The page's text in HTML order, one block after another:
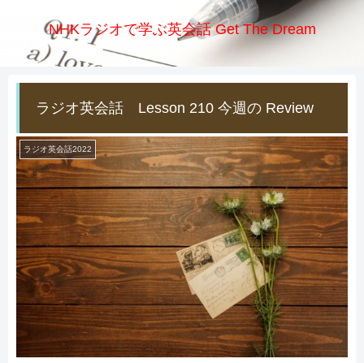
NHKラジオで学ぶ英会話 Get The Dream
ラジオ英会話 Lesson 210 今週の Review
ラジオ英会話2022